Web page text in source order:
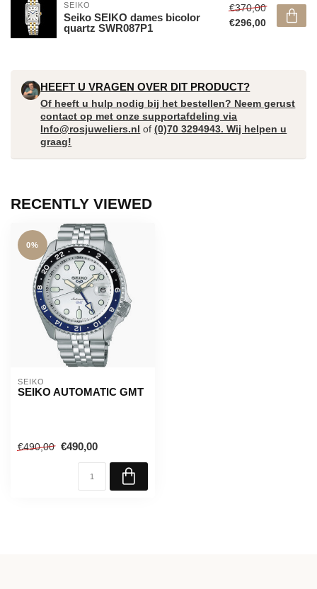
SEIKO
Seiko SEIKO dames bicolor
quartz SWR087P1
€370,00
€296,00
HEEFT U VRAGEN OVER DIT PRODUCT?
Of heeft u hulp nodig bij het bestellen? Neem gerust
contact op met onze supportafdeling via
Info@rosjuweliers.nl of(0)70 3294943. Wij helpen u
graag!
RECENTLY VIEWED
0%
SEIKO
SEIKO AUTOMATIC GMT
€490,00 €490,00